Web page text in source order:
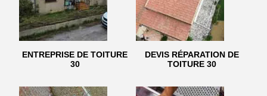
ENTREPRISE DE TOITURE
30
DEVIS RÉPARATION DE
TOITURE 30